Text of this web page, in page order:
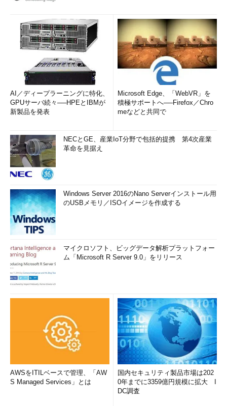
「Windows Update」画面の構成
が可能だ。
「Default browser settings」をクリックすると、［設定］ア
また「Taskbar repair」をクリックすると、タスクバーのボタ
ン類をデフォルトに戻すことができる。ウィジェットを非表示に
している場合は、「Enable default features」欄の「Enable
クリックすると、タスクバーに［ウィジェット］ボタンが表示さ
れ、ウィジェットが表示可能になる。
「Restore default apps」では、OfficeドキュメントやWebペ
ージ、PDFファイルを開く際の既定アプリをデフォルト設定
（OfficeはMicrosoft Office、WebページはMicrosoft Edge、PDF
ファイルもMicrosoft Edge）に戻すことができる。
「Pop-up management」では、広告などのポップアップを表
示するアプリケーションを検知し、ブロックする機能を提供す
る。
サイズや種類を指定してファイルの一覧を取得可能
AI／ディープラーニングに特化、
GPUサーバ続々──HPEとIBMが
新製品を発表
Microsoft Edge、「WebVR」を
積極サポートへ──Firefox／Chro
meなどと共同で
NECとGE、産業IoT分野で包括的提携 第4次産業
革命を見据え
Windows Server 2016のNano Serverインストール用
のUSBメモリ／ISOイメージを作成する
マイクロソフト、ビッグデータ解析プラットフォー
ム「Microsoft R Server 9.0」をリリース
AWSをITILベースで管理、「AW
S Managed Services」とは
国内セキュリティ製品市場は202
0年までに3359億円規模に拡大 I
DC調査